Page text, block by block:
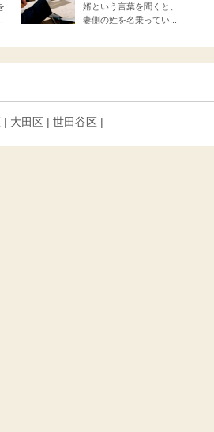
婿という言葉を聞くと、
妻側の姓を名乗ってい...
大田区 | 世田谷区 |